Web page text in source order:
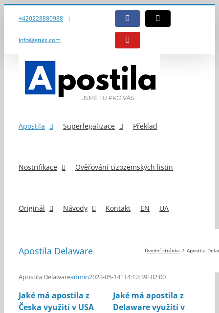
Přeskočit
+420228880988 |
info@etuls.com
FacebookE-
mail
YouTube
Apostila Superlegalizace Překlad
Nostrifikace Ověřování cizozemských listin
Originál Návody Kontakt EN UA
Apostila Delaware Úvodní stránka Apostila
Apostila Delawareadmin2023-05-14T14:12:39+02:00
Jaké má apostila z
Česka využití v USA
Jaké má apostila z
Delaware využití v